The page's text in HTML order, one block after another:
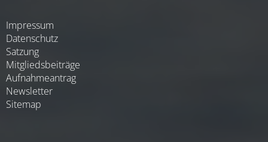
Impressum
Datenschutz
Satzung
Mitgliedsbeiträge
Aufnahmeantrag
Newsletter
Sitemap